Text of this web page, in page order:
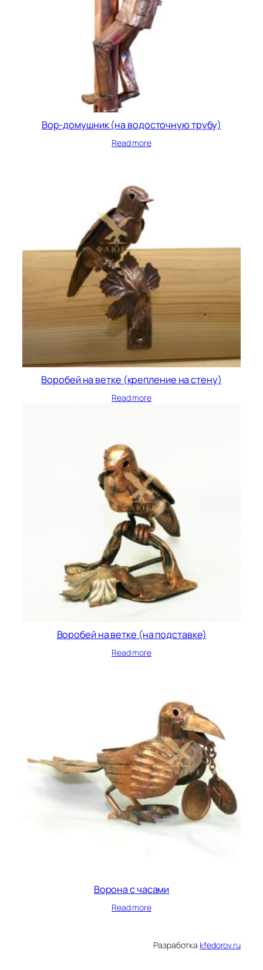
Вор-домушник (на водосточную трубу)
Read more
Воробей на ветке (крепление на стену)
Read more
Воробей на ветке (на подставке)
Read more
Ворона с часами
Read more
Разработка kfedorov.ru